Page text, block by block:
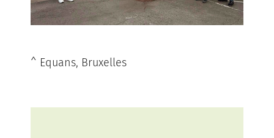
^ Equans, Bruxelles